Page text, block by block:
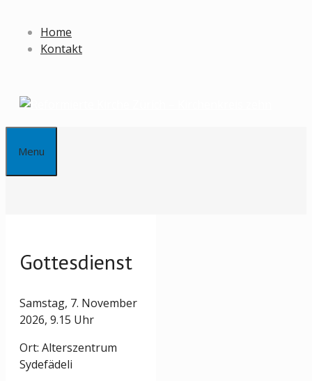
Inhalt
Home
Kontakt
Menu
Gottesdienst
Samstag, 7. November
2026, 9.15 Uhr
Ort: Alterszentrum
Sydefädeli